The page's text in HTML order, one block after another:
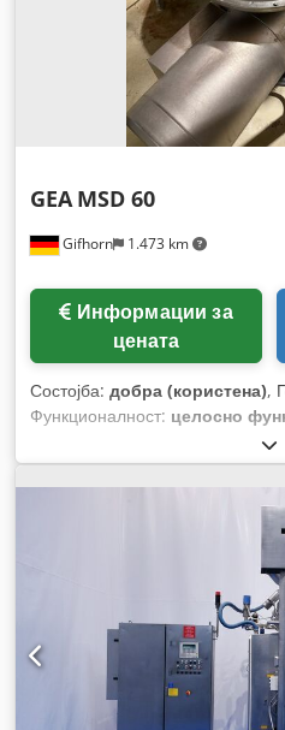
Gifhorn 1.473 km
GEA MSD 60
цената
Состојба: добра (користена),
Функционалност: целосно